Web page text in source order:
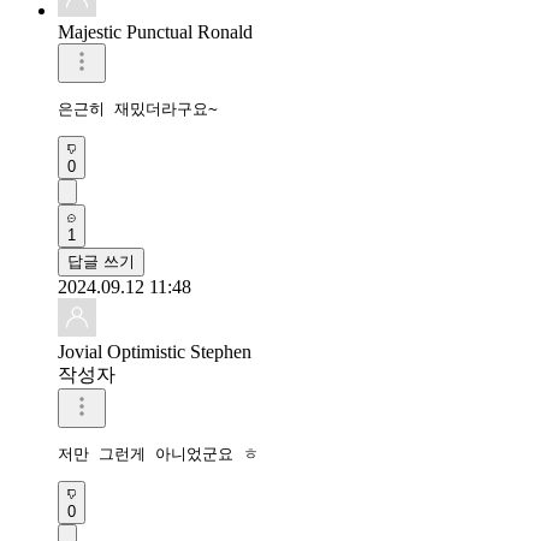
Majestic Punctual Ronald
은근히 재밌더라구요~
0
1
답글 쓰기
2024.09.12 11:48
Jovial Optimistic Stephen
작성자
저만 그런게 아니었군요 ㅎ
0